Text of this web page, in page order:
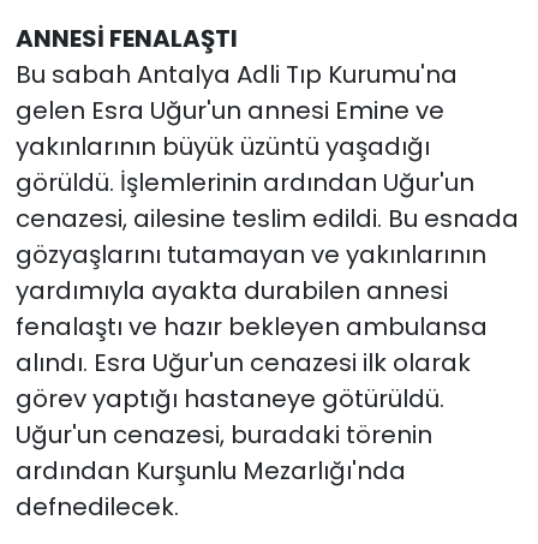
ANNESİ FENALAŞTI
Bu sabah Antalya Adli Tıp Kurumu'na
gelen Esra Uğur'un annesi Emine ve
yakınlarının büyük üzüntü yaşadığı
görüldü. İşlemlerinin ardından Uğur'un
cenazesi, ailesine teslim edildi. Bu esnada
gözyaşlarını tutamayan ve yakınlarının
yardımıyla ayakta durabilen annesi
fenalaştı ve hazır bekleyen ambulansa
alındı. Esra Uğur'un cenazesi ilk olarak
görev yaptığı hastaneye götürüldü.
Uğur'un cenazesi, buradaki törenin
ardından Kurşunlu Mezarlığı'nda
defnedilecek.